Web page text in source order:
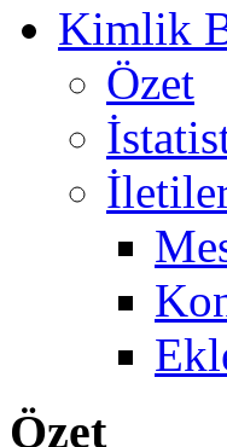
Kimlik
Özet
Özet